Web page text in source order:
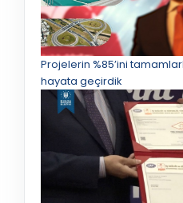
Projelerin %85’ini
hayata geçirdik